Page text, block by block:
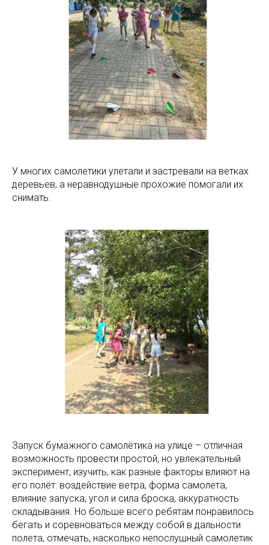
У многих самолетики улетали и застревали на ветках
деревьев, а неравнодушные прохожие помогали их
снимать.
Запуск бумажного самолётика на улице – отличная
возможность провести простой, но увлекательный
эксперимент, изучить, как разные факторы влияют на
его полёт: воздействие ветра, форма самолета,
влияние запуска, угол и сила броска, аккуратность
складывания. Но больше всего ребятам понравилось
бегать и соревноваться между собой в дальности
полета, отмечать, насколько непослушный самолетик